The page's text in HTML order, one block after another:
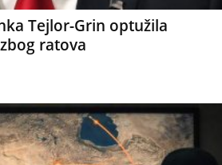
Tejlor-Grin optužila
ratova